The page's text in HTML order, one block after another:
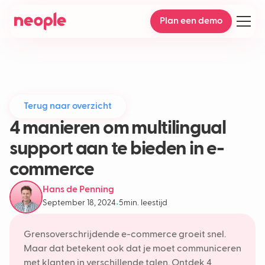
Plan een demo
Terug naar overzicht
4 manieren om multilingual
support aan te bieden in e-
commerce
Hans de Penning
September 18, 2024•5min. leestijd
Grensoverschrijdende e-commerce groeit snel.
Maar dat betekent ook dat je moet communiceren